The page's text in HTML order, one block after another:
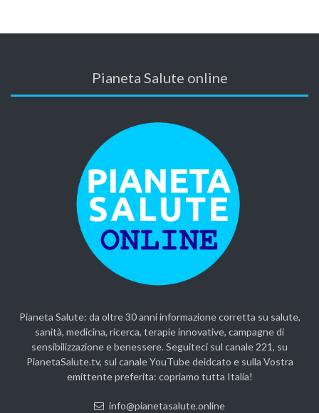
Pianeta Salute online
Pianeta Salute: da oltre 30 anni informazione corretta su salute,
sanità, medicina, ricerca, terapie innovative, campagne di
sensibilizzazione e benessere. Seguiteci sul canale 221, su
PianetaSalute.tv, sul canale YouTube deidcato e sulla Vostra
emittente preferita: copriamo tutta Italia!
info@pianetasalute.online